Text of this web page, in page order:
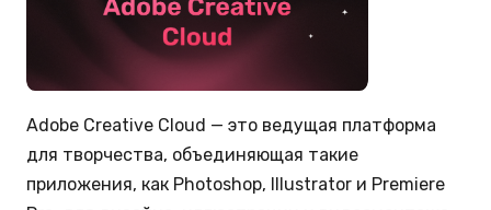
Adobe Creative Cloud — это ведущая платформа
для творчества, объединяющая такие
приложения, как Photoshop, Illustrator и Premiere